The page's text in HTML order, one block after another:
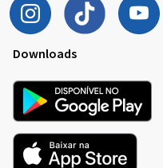
Downloads